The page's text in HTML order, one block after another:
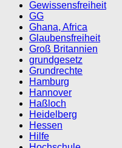
Gewissensfreiheit
GG
Ghana, Africa
Glaubensfreiheit
Groß Britannien
grundgesetz
Grundrechte
Hamburg
Hannover
Haßloch
Heidelberg
Hessen
Hilfe